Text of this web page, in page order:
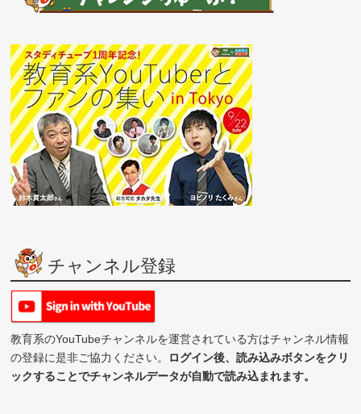
チャンネル登録
教育系のYouTubeチャンネルを運営されている方はチャンネル情報
の登録に是非ご協力ください。 ログイン後、読み込みボタンをクリ
ックすることでチャンネルデータが自動で読み込まれます。